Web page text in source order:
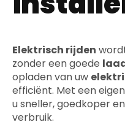
Elektrisch rijden
zonder een goede
opladen van uw
efficiënt. Met een eigen
u sneller, goedkoper
verbruik.